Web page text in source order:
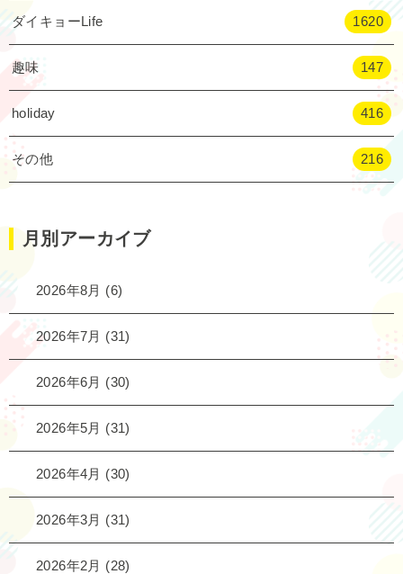
ダイキョーLife 1620
趣味 147
holiday 416
その他 216
月別アーカイブ
2026年8月 (6)
2026年7月 (31)
2026年6月 (30)
2026年5月 (31)
2026年4月 (30)
2026年3月 (31)
2026年2月 (28)